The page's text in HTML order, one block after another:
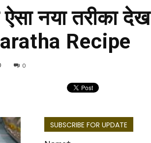
ऐसा नया तरीका देख
Recipe
0
SUBSCRIBE FOR UPDATE